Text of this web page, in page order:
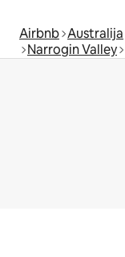
Airbnb Australija
Narrogin Valley